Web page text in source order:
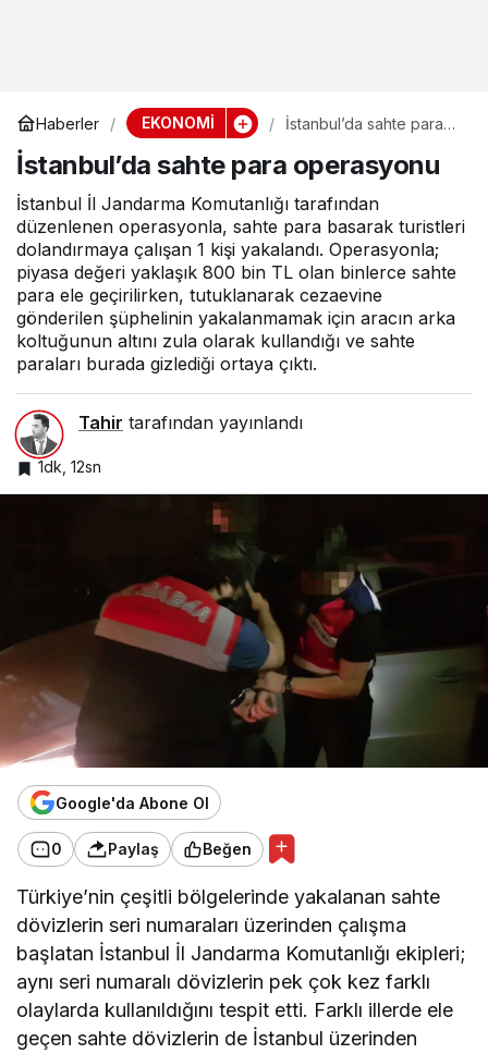
Haberler EKONOMİ
İstanbul’da sahte para
İstanbul’da sahte para operasyonu
İstanbul İl Jandarma Komutanlığı tarafından
düzenlenen operasyonla, sahte para basarak turistleri
dolandırmaya çalışan 1 kişi yakalandı. Operasyonla;
piyasa değeri yaklaşık 800 bin TL olan binlerce sahte
para ele geçirilirken, tutuklanarak cezaevine
gönderilen şüphelinin yakalanmamak için aracın arka
koltuğunun altını zula olarak kullandığı ve sahte
paraları burada gizlediği ortaya çıktı.
Tahir tarafından yayınlandı
1dk, 12sn
Google'da Abone Ol
0 Paylaş Beğen
Türkiye’nin çeşitli bölgelerinde yakalanan sahte
dövizlerin seri numaraları üzerinden çalışma
başlatan İstanbul İl Jandarma Komutanlığı ekipleri;
aynı seri numaralı dövizlerin pek çok kez farklı
olaylarda kullanıldığını tespit etti. Farklı illerde ele
geçen sahte dövizlerin de İstanbul üzerinden